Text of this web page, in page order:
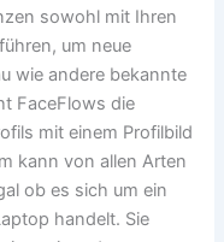
sowohl mit Ihren
um neue
wie andere bekannte
FaceFlows die
mit einem Profilbild
kann von allen Arten
ob es sich um ein
handelt. Sie